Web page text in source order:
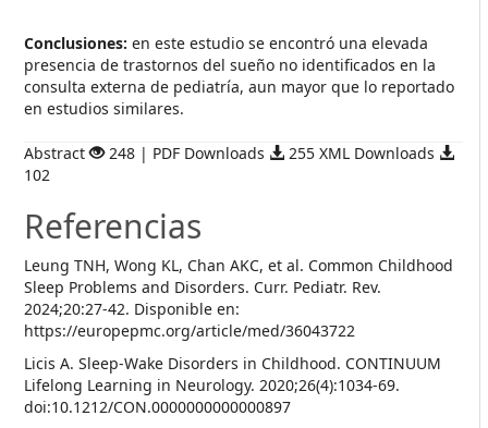
Conclusiones: en este estudio se encontró una elevada
presencia de trastornos del sueño no identificados en la
consulta externa de pediatría, aun mayor que lo reportado
en estudios similares.
Abstract 248 | PDF Downloads
255 XML Downloads
102
Referencias
Leung TNH, Wong KL, Chan AKC, et al. Common Childhood
Sleep Problems and Disorders. Curr. Pediatr. Rev.
2024;20:27-42. Disponible en:
https://europepmc.org/article/med/36043722
Licis A. Sleep-Wake Disorders in Childhood. CONTINUUM
Lifelong Learning in Neurology. 2020;26(4):1034-69.
doi:10.1212/CON.0000000000000897